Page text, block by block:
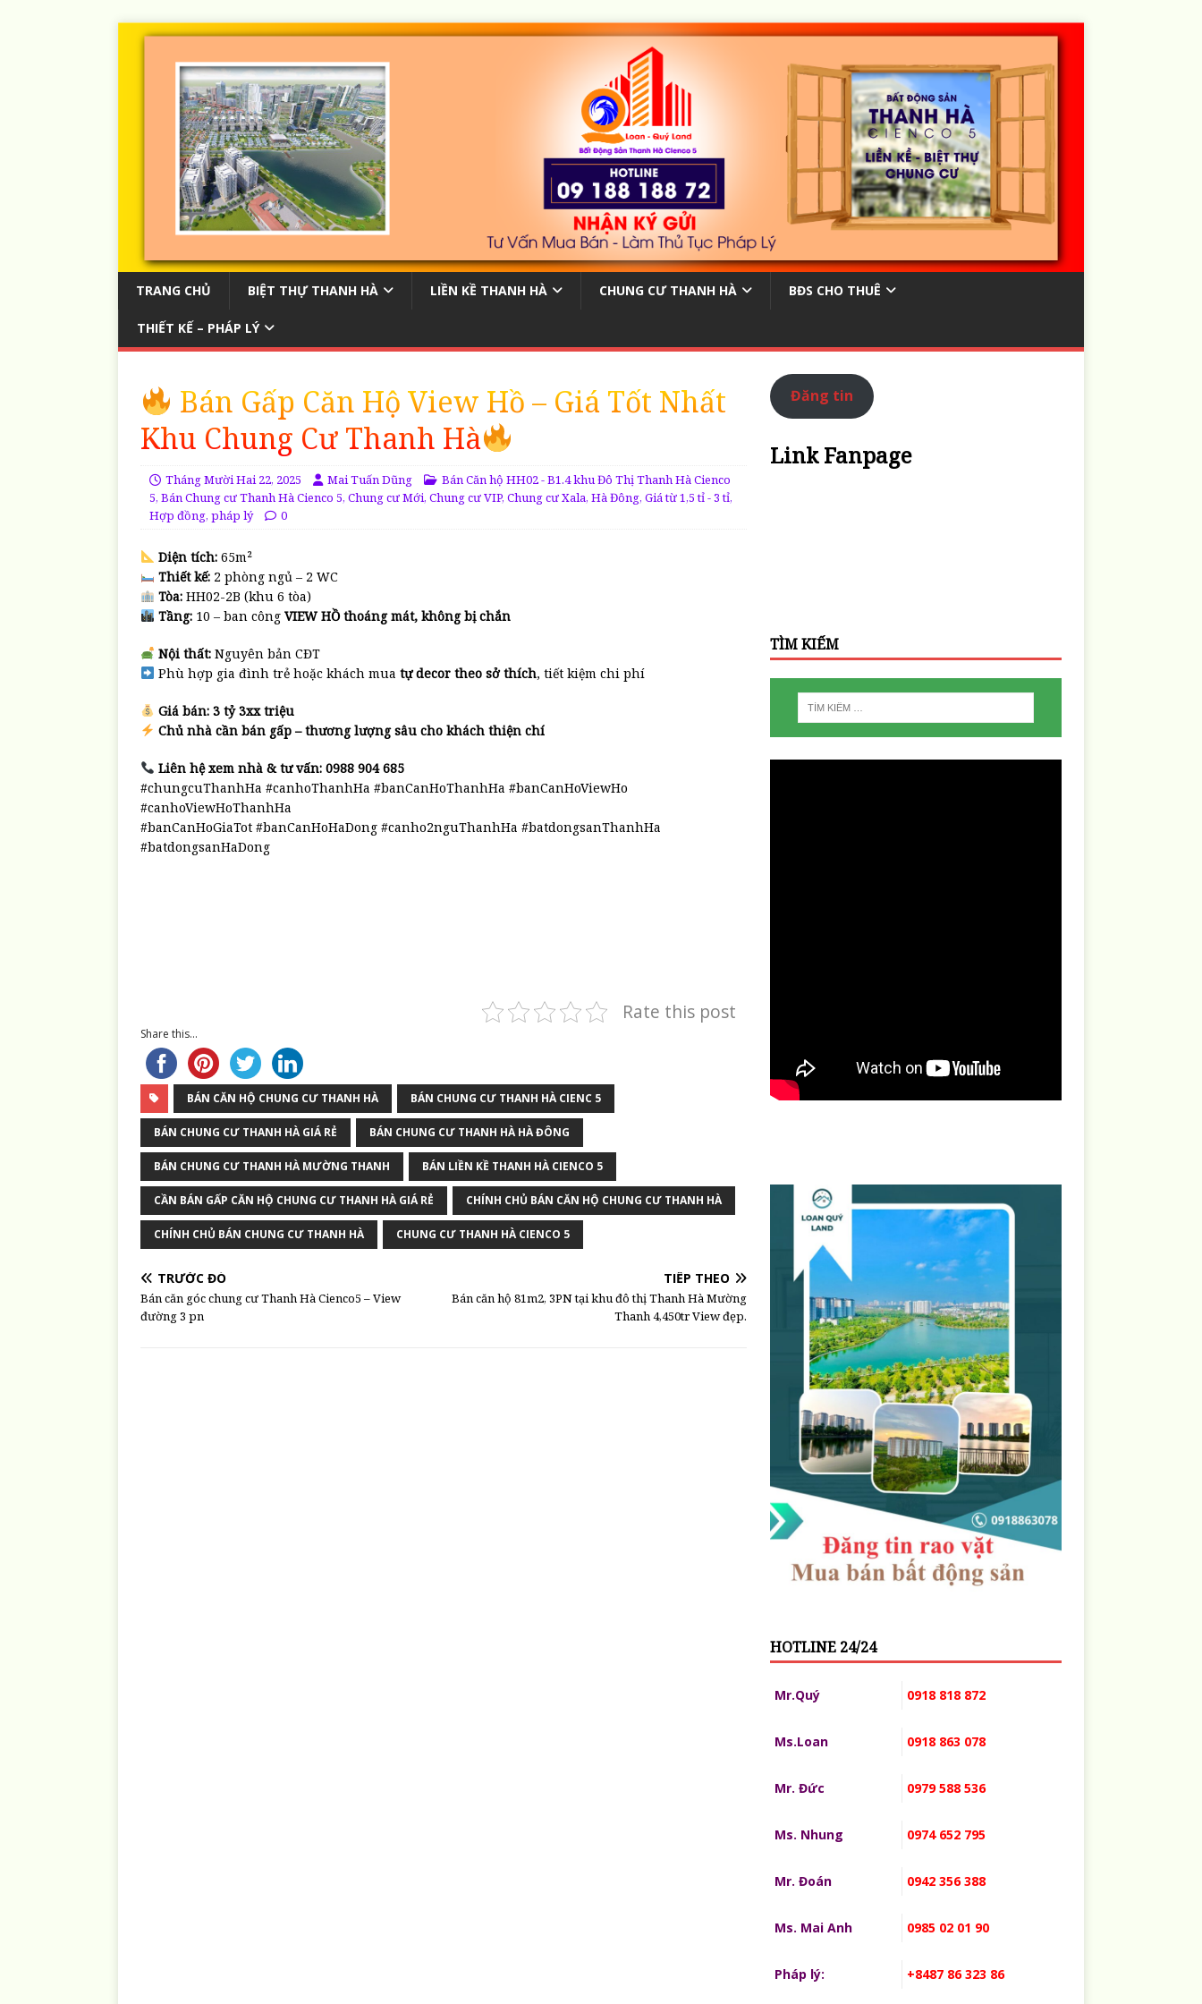
TRANG CHỦ BIỆT THỰ THANH HÀ LIỀN KỀ THANH HÀ CHUNG CƯ THANH HÀ BĐS CHO THUÊ
THIẾT KẾ – PHÁP LÝ
Bán Gấp Căn Hộ View Hồ – Giá Tốt Nhất
Khu Chung Cư Thanh Hà
Tháng Mười Hai 22, 2025 Mai Tuấn Dũng
Bán Căn hộ HH02 - B1.4 khu Đô Thị Thanh Hà Cienco
5, Bán Chung cư Thanh Hà Cienco 5, Chung cư Mới, Chung cư VIP, Chung cư Xala, Hà Đông, Giá từ 1,5 tỉ - 3 tỉ,
Hợp đồng, pháp lý
0
Diện tích:65m²
Thiết kế:2 phòng ngủ – 2 WC
Tòa:HH02-2B (khu 6 tòa)
Tầng:10 – ban công VIEW HỒ thoáng mát, không bị chắn
Nội thất:Nguyên bản CĐT
Phù hợp gia đình trẻ hoặc khách mua tự decor theo sở thích, tiết kiệm chi phí
Giá bán: 3 tỷ 3xx triệu
Chủ nhà cần bán gấp – thương lượng sâu cho khách thiện chí
Liên hệ xem nhà & tư vấn: 0988 904 685
#chungcuThanhHa #canhoThanhHa #banCanHoThanhHa #banCanHoViewHo
#canhoViewHoThanhHa
#banCanHoGiaTot #banCanHoHaDong #canho2nguThanhHa #batdongsanThanhHa
#batdongsanHaDong
Rate this post
Share this...
BÁN CĂN HỘ CHUNG CƯ THANH HÀ BÁN CHUNG CƯ THANH HÀ CIENC 5
BÁN CHUNG CƯ THANH HÀ GIÁ RẺ BÁN CHUNG CƯ THANH HÀ HÀ ĐÔNG
BÁN CHUNG CƯ THANH HÀ MƯỜNG THANH BÁN LIỀN KỀ THANH HÀ CIENCO 5
CẦN BÁN GẤP CĂN HỘ CHUNG CƯ THANH HÀ GIÁ RẺ CHÍNH CHỦ BÁN CĂN HỘ CHUNG CƯ THANH HÀ
CHÍNH CHỦ BÁN CHUNG CƯ THANH HÀ CHUNG CƯ THANH HÀ CIENCO 5
TRƯỚC ĐÓ
Bán căn góc chung cư Thanh Hà Cienco5 – View
đường 3 pn
TIẾP THEO
Bán căn hộ 81m2, 3PN tại khu đô thị Thanh Hà Mường
Thanh 4,450tr View đẹp.
Đăng tin
Link Fanpage
TÌM KIẾM
HOTLINE 24/24
Mr.Quý 0918 818 872
Ms.Loan 0918 863 078
Mr. Đức 0979 588 536
Ms. Nhung 0974 652 795
Mr. Đoán 0942 356 388
Ms. Mai Anh 0985 02 01 90
Pháp lý: +8487 86 323 86